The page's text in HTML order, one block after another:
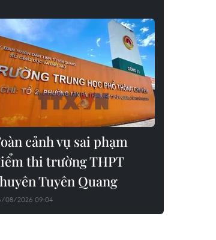
cảnh vụ sai phạm
thi trường THPT
Tuyên Quang
08/2026 09:04